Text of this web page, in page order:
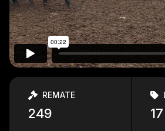
REMATE
249 17